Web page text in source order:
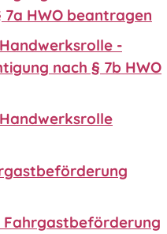
HWO beantragen
-
nach § 7b HWO
Fahrgastbeförderung